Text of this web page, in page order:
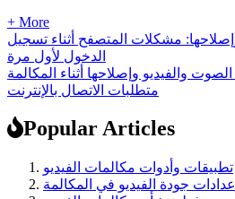
+ More
مشكلات المتصفح أثناء تسجيل
الدخول لأول مرة
والفيديو وإصلاحها أثناء المكالمة
متطلبات الاتصال بالإنترنت
Popular Articles
تطبيقات وأدوات مكالمات الفيديو
جودة الفيديو في المكالمة